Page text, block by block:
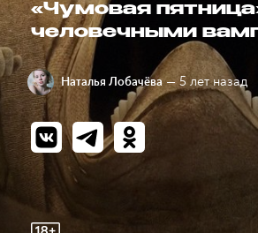
«Чумовая
человечными
Наталья Лобачёва — 5 лет назад